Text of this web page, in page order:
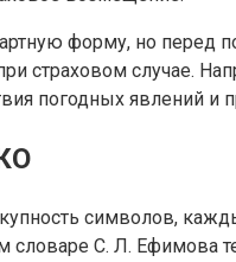
форму, но перед
страховом случае.
погодных явлений и
символов,
словаре С. Л. Ефимова